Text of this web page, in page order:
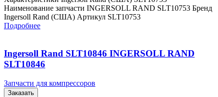
Наименование запчасти INGERSOLL RAND SLT10753 Бренд
Ingersoll Rand (США) Артикул SLT10753
Подробнее
Ingersoll Rand SLT10846 INGERSOLL RAND
SLT10846
Запчасти для компрессоров
Заказать